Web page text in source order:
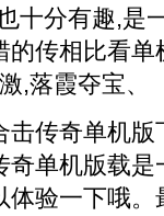
十分有趣,是
传相比看
,落霞夺宝、
传奇单机
单机版载是
验一下哦